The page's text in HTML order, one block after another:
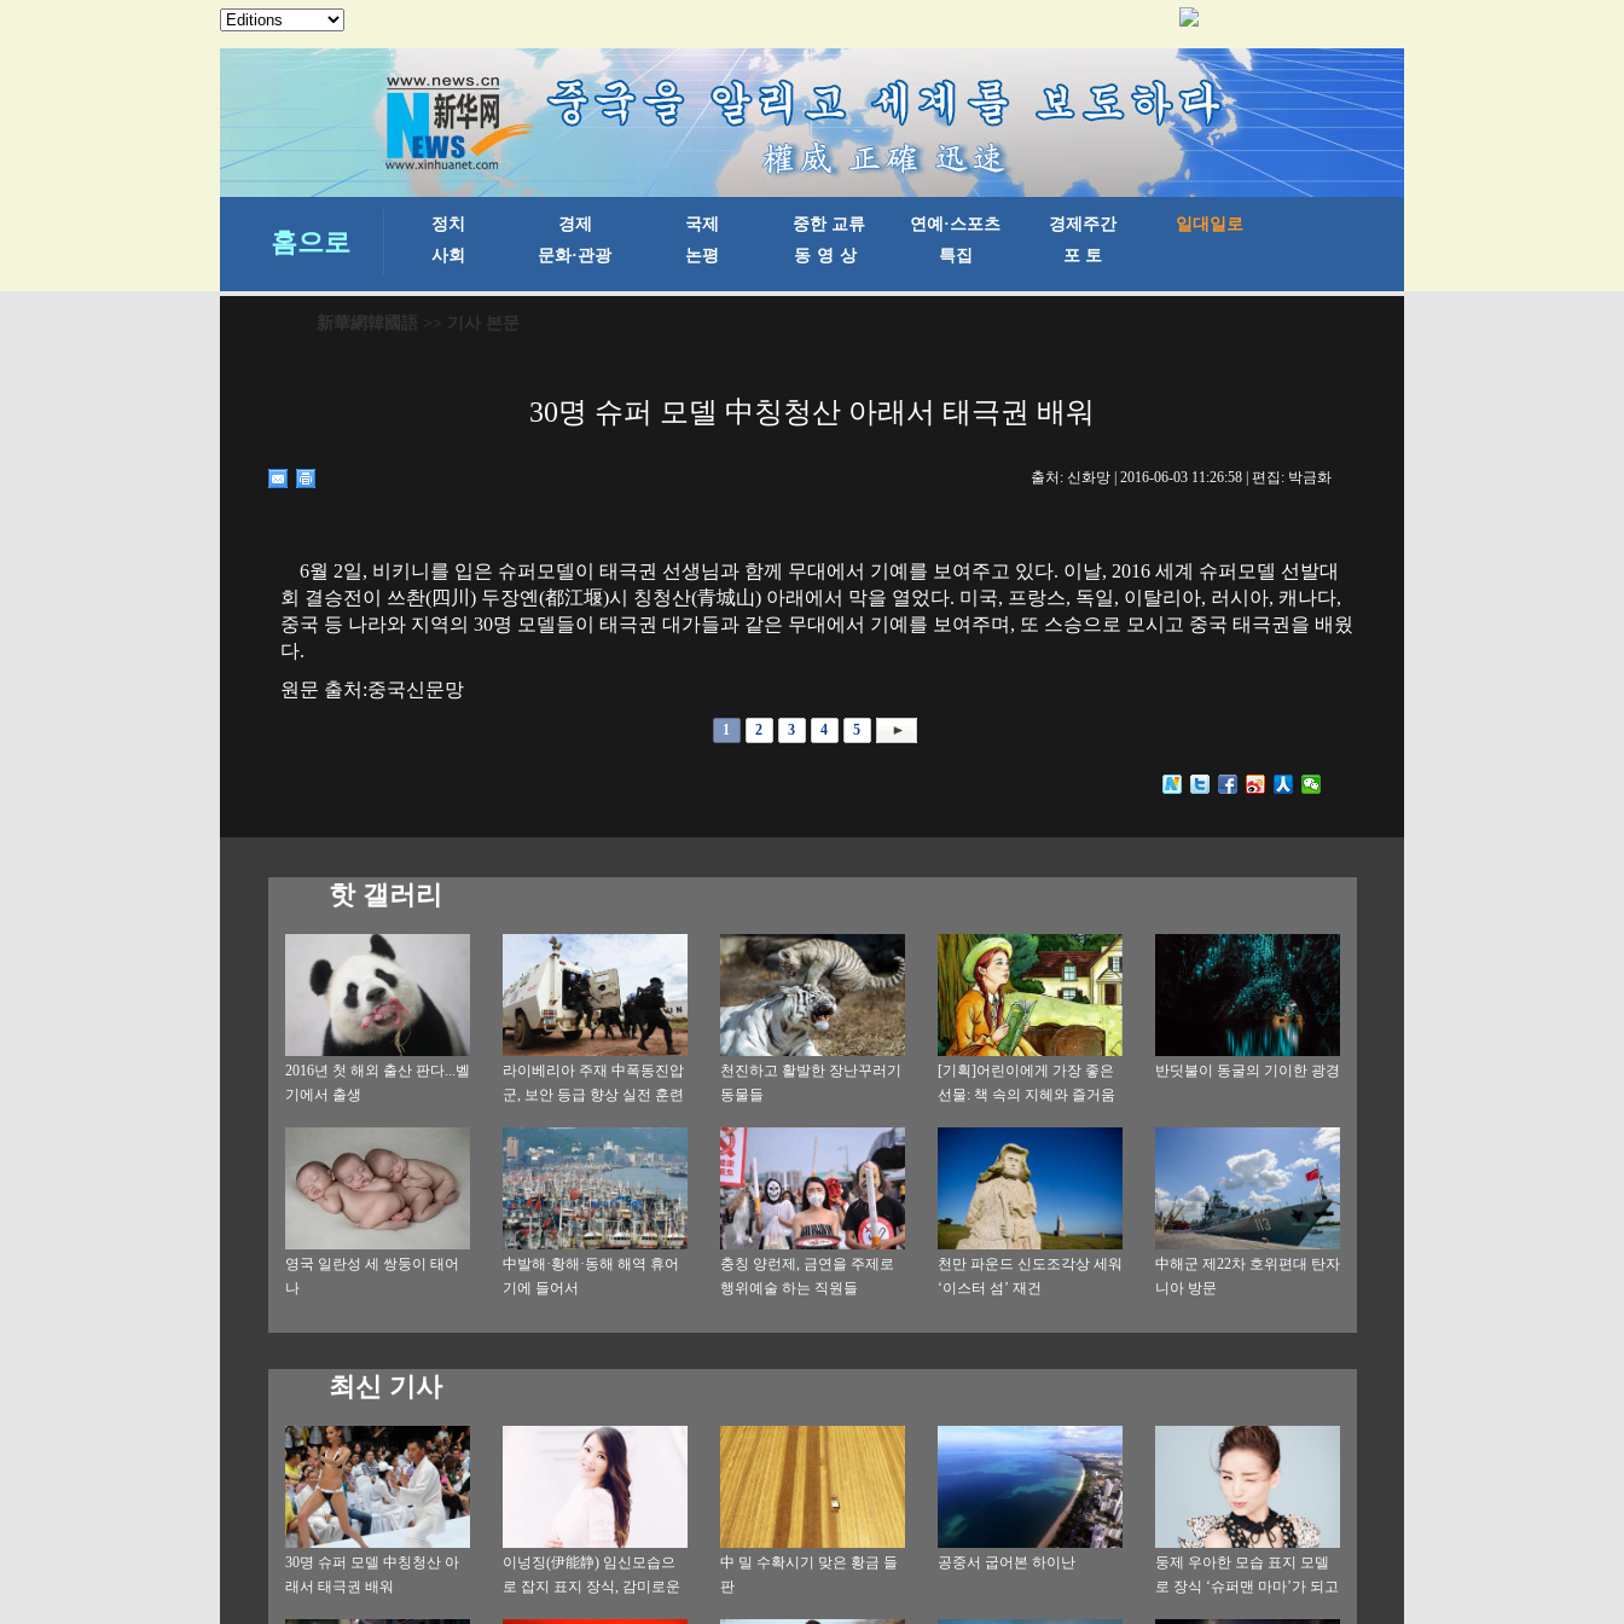
新華網韓國語 >> 기사 본문
30명 슈퍼 모델 中칭청산 아래서 태극권 배워
출처: 신화망 | 2016-06-03 11:26:58 | 편집: 박금화
6월 2일, 비키니를 입은 슈퍼모델이 태극권 선생님과 함께 무대에서 기예를 보여주고 있다. 이날, 2016 세계 슈퍼모델 선발대
회 결승전이 쓰촨(四川) 두장옌(都江堰)시 칭청산(青城山) 아래에서 막을 열었다. 미국, 프랑스, 독일, 이탈리아, 러시아, 캐나다,
중국 등 나라와 지역의 30명 모델들이 태극권 대가들과 같은 무대에서 기예를 보여주며, 또 스승으로 모시고 중국 태극권을 배웠
다.
원문 출처:중국신문망
1 2 3 4 5
핫 갤러리
2016년 첫 해외 출산 판다...벨
기에서 출생
라이베리아 주재 中폭동진압
군, 보안 등급 향상 실전 훈련
천진하고 활발한 장난꾸러기
동물들
[기획]어린이에게 가장 좋은
선물: 책 속의 지혜와 즐거움
반딧불이 동굴의 기이한 광경
영국 일란성 세 쌍둥이 태어
나
中발해·황해·동해 해역 휴어
기에 들어서
충칭 양런제, 금연을 주제로
행위예술 하는 직원들
천만 파운드 신도조각상 세워
‘이스터 섬’ 재건
中해군 제22차 호위편대 탄자
니아 방문
최신 기사
30명 슈퍼 모델 中칭청산 아
래서 태극권 배워
이넝징(伊能静) 임신모습으
로 잡지 표지 장식, 감미로운
中 밀 수확시기 맞은 황금 들
판
공중서 굽어본 하이난
둥제 우아한 모습 표지 모델
로 장식 ‘슈퍼맨 마마’가 되고